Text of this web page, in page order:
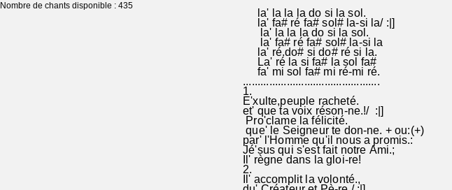
Nombre de chants disponible : 435
la' la la la do si la sol.
la' fa# ré fa# sol# la-si la/ :|]
la' la la la do si la sol.
la' fa# ré fa# sol# la-si la
la' ré.do# si do# ré si la.
La' ré la si fa# la sol fa#
fa' mi sol fa# mi ré-mi ré.
...............................................
1.
E'xulte,peuple racheté.
et' que ta voix réson-ne.!/ :|]
Pro'clame la félicité.
que' le Seigneur te don-ne. + ou:(+)
par' l'Homme qu'il nous a promis.:
Jé'sus qui s'est fait notre Ami.;
Il' règne dans la gloi-re!
2.
Il' accomplit la volonté.,